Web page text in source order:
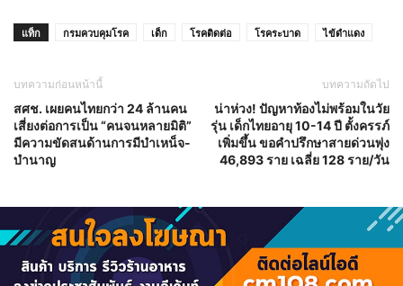
แท็ก กรมควบคุมโรค เด็ก โรคติดต่อ โรคระบาด ไข้ดำแดง
บทความก่อนหน้านี้
สศช. เผยคนไทยกว่า 24 ล้านคน
เสี่ยงต่อการเป็น “คนจนหลายมิติ”
มีความขัดสนด้านการมีบำเหน็จ-
บำนาญ
บทความถัดไป
น่าห่วง! ปัญหาท้องไม่พร้อมในวัย
รุ่น เด็กไทยอายุ 10-14 ปี ตั้งครรภ์
เพิ่มขึ้น ขอคำปรึกษาสายด่วนพุ่ง
46,893 ราย เฉลี่ย 128 ราย/วัน